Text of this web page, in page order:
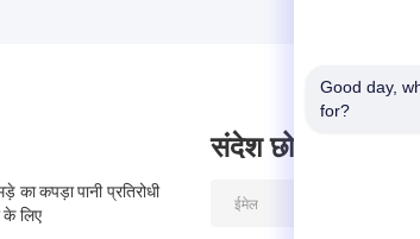
कपड़ा पानी प्रतिरोधी
के लिए
संदेश छोड़ दो
Good day,
for?